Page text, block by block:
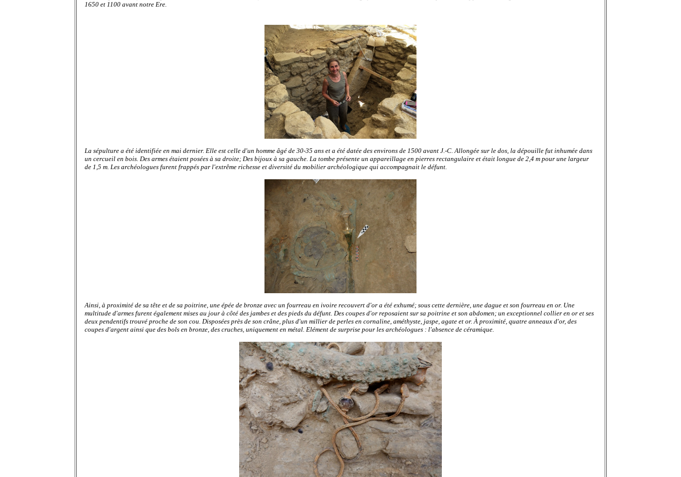
1650 et 1100 avant notre Ere.
La sépulture a été identifiée en mai dernier. Elle est celle d'un homme âgé de 30-35 ans et a été datée des environs de 1500 avant J.-C.Allongée sur le dos, la dépouille fut inhumée dans
un cercueil en bois. Des armes étaient posées à sa droite; Des bijoux à sa gauche. La tombe présente un appareillage en pierres rectangulaire et était longue de 2,4 m pour une largeur
de 1,5 m. Les archéologues furent frappés par l'extrême richesse et diversité du mobilier archéologique qui accompagnait le défunt.
Ainsi, à proximité de sa tête et de sa poitrine, une épée de bronze avec un fourreau en ivoire recouvert d'or a été exhumé; sous cette dernière, une dague et son fourreau en or. Une
multitude d'armes furent également mises au jour à côté des jambes et des pieds du défunt. Des coupes d'or reposaient sur sa poitrine et son abdomen; un exceptionnel collier en or et ses
deux pendentifs trouvé proche de son cou. Disposées près de son crâne, plus d'un millier de perles en cornaline, améthyste, jaspe, agate et or. À proximité, quatre anneaux d'or, des
coupes d'argent ainsi que des bols en bronze, des cruches, uniquement en métal. Elément de surprise pour les archéologues : l'absence de céramique.